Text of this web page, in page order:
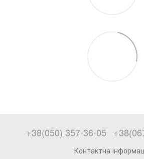
+38(050) 357-36-05
Контактна